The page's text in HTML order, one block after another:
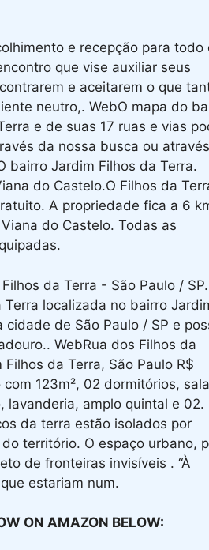
e recepção para todo
que vise auxiliar seus
e aceitarem o que
neutro,. WebO mapa do
e de suas 17 ruas e vias
da nossa busca ou
bairro Jardim Filhos da Terra.
do Castelo.O Filhos da
A propriedade fica a 6
do Castelo. Todas as
da Terra - São Paulo / SP.
Terra localizada no bairro
cidade de São Paulo / SP e
WebRua dos Filhos da
da Terra, São Paulo R$
123m², 02 dormitórios,
lavanderia, amplo quintal e 02.
da terra estão isolados por
território. O espaço urbano,
de fronteiras invisíveis . “À
estariam num.
ON AMAZON BELOW: